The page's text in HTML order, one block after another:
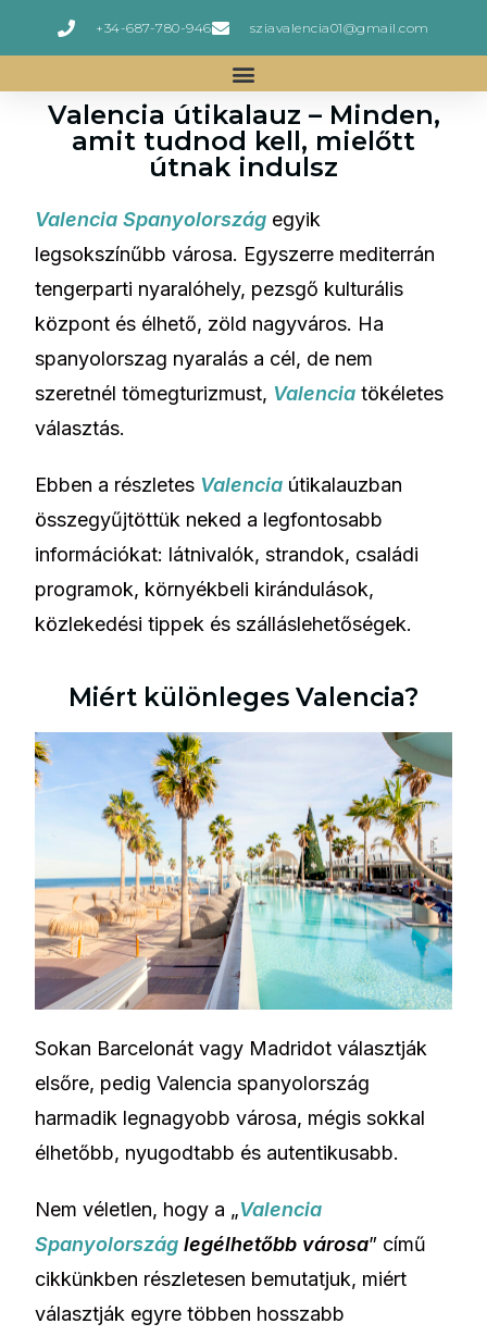
+34-687-780-946 sziavalencia01@gmail.com
Valencia útikalauz – Minden,
amit tudnod kell, mielőtt
útnak indulsz
Valencia Spanyolország egyik
legsokszínűbb városa. Egyszerre mediterrán
tengerparti nyaralóhely, pezsgő kulturális
központ és élhető, zöld nagyváros. Ha
spanyolorszag nyaralás a cél, de nem
szeretnél tömegturizmust, Valencia tökéletes
választás.
Ebben a részletes Valencia útikalauzban
összegyűjtöttük neked a legfontosabb
információkat: látnivalók, strandok, családi
programok, környékbeli kirándulások,
közlekedési tippek és szálláslehetőségek.
Miért különleges Valencia?
Sokan Barcelonát vagy Madridot választják
elsőre, pedig Valencia spanyolország
harmadik legnagyobb városa, mégis sokkal
élhetőbb, nyugodtabb és autentikusabb.
Nem véletlen, hogy a „Valencia
Spanyolországlegélhetőbb városa” című
cikkünkben részletesen bemutatjuk, miért
választják egyre többen hosszabb